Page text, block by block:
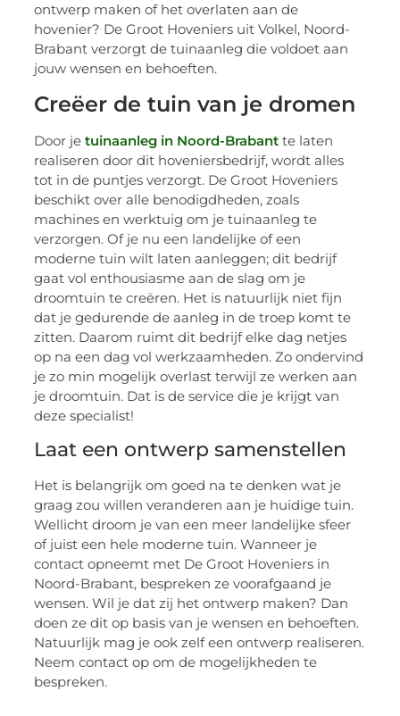
ontwerp maken of het overlaten aan de
hovenier? De Groot Hoveniers uit Volkel, Noord-
Brabant verzorgt de tuinaanleg die voldoet aan
jouw wensen en behoeften.
Creëer de tuin van je dromen
Door jetuinaanleg in Noord-Brabant te laten
realiseren door dit hoveniersbedrijf, wordt alles
tot in de puntjes verzorgt. De Groot Hoveniers
beschikt over alle benodigdheden, zoals
machines en werktuig om je tuinaanleg te
verzorgen. Of je nu een landelijke of een
moderne tuin wilt laten aanleggen; dit bedrijf
gaat vol enthousiasme aan de slag om je
droomtuin te creëren. Het is natuurlijk niet fijn
dat je gedurende de aanleg in de troep komt te
zitten. Daarom ruimt dit bedrijf elke dag netjes
op na een dag vol werkzaamheden. Zo ondervind
je zo min mogelijk overlast terwijl ze werken aan
je droomtuin. Dat is de service die je krijgt van
deze specialist!
Laat een ontwerp samenstellen
Het is belangrijk om goed na te denken wat je
graag zou willen veranderen aan je huidige tuin.
Wellicht droom je van een meer landelijke sfeer
of juist een hele moderne tuin. Wanneer je
contact opneemt met De Groot Hoveniers in
Noord-Brabant, bespreken ze voorafgaand je
wensen. Wil je dat zij het ontwerp maken? Dan
doen ze dit op basis van je wensen en behoeften.
Natuurlijk mag je ook zelf een ontwerp realiseren.
Neem contact op om de mogelijkheden te
bespreken.